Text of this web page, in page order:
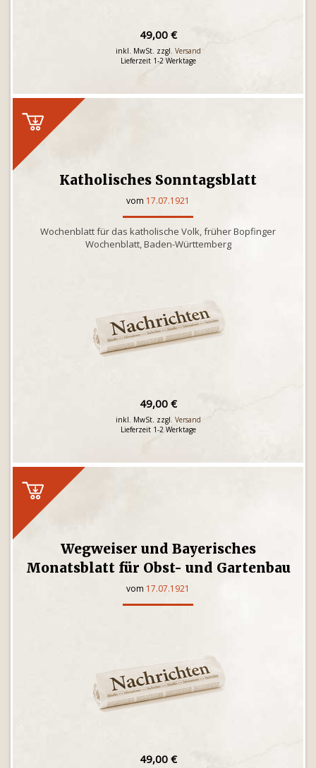
49,00 €
inkl. MwSt. zzgl. Versand
Lieferzeit 1-2 Werktage
Katholisches Sonntagsblatt
vom 17.07.1921
Wochenblatt für das katholische Volk, früher Bopfinger
Wochenblatt, Baden-Württemberg
49,00 €
inkl. MwSt. zzgl. Versand
Lieferzeit 1-2 Werktage
Wegweiser und Bayerisches
Monatsblatt für Obst- und Gartenbau
vom 17.07.1921
49,00 €